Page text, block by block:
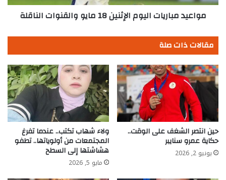
مواعيد مباريات اليوم الإثنين 18 مايو والقنوات الناقلة
مقالات ذات صلة
حين انتصر الشغف على الوقت..
حكاية عمرو سنايبر
يونيو 2, 2026
ولاء شهاب تكتب.. عندما تفرغ
المجتمعات من أولوياتها.. تطفو
هشاشتها إلى السطح
مايو 5, 2026